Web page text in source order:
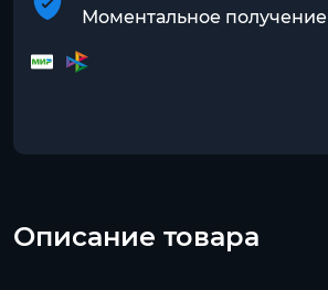
Моментальное получение
Описание товара